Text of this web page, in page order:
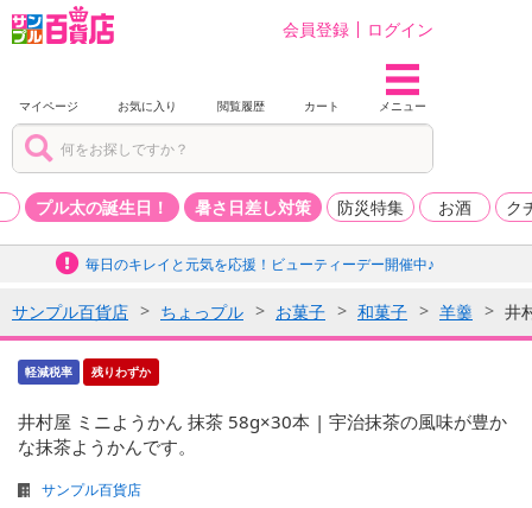
会員登録 ログイン
マイページ お気に入り 閲覧履歴 カート メニュー
プル太の誕生日！ 暑さ日差し対策 防災特集 お酒 ク
毎日のキレイと元気を応援！ビューティーデー開催中♪
サンプル百貨店 ちょっプル お菓子 和菓子 羊羹 井
軽減税率 残りわずか
井村屋 ミニようかん 抹茶 58g×30本 | 宇治抹茶の風味が豊か
な抹茶ようかんです。
サンプル百貨店